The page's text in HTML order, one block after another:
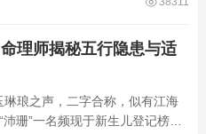
一带的黄氏族谱里能明确查到，
理师揭秘五行隐患与适
琳琅之声，二字合称，似有江海
珊”一名频现于新生儿登记榜